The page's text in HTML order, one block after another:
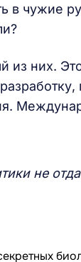
в чужие
из них.
не